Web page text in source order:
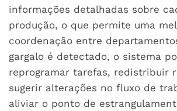
informações detalhadas sobre
produção, o que permite uma
coordenação entre
gargalo é detectado, o sistema
reprogramar tarefas, redistribuir
sugerir alterações no fluxo de
aliviar o ponto de